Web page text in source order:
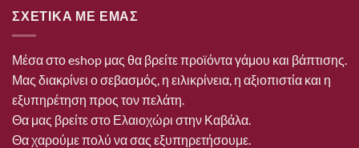
ΣΧΕΤΙΚΑ ΜΕ ΕΜΑΣ
Μέσα στο eshop μας θα βρείτε προϊόντα γάμου και βάπτισης.
Μας διακρίνει ο σεβασμός, η ειλικρίνεια, η αξιοπιστία και η
εξυπηρέτηση προς τον πελάτη.
Θα μας βρείτε στο Ελαιοχώρι στην Καβάλα.
Θα χαρούμε πολύ να σας εξυπηρετήσουμε.